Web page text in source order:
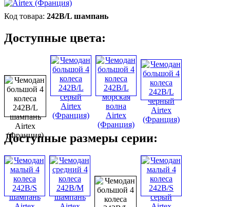
242B/L шампань
Доступные цвета:
Доступные размеры серии: